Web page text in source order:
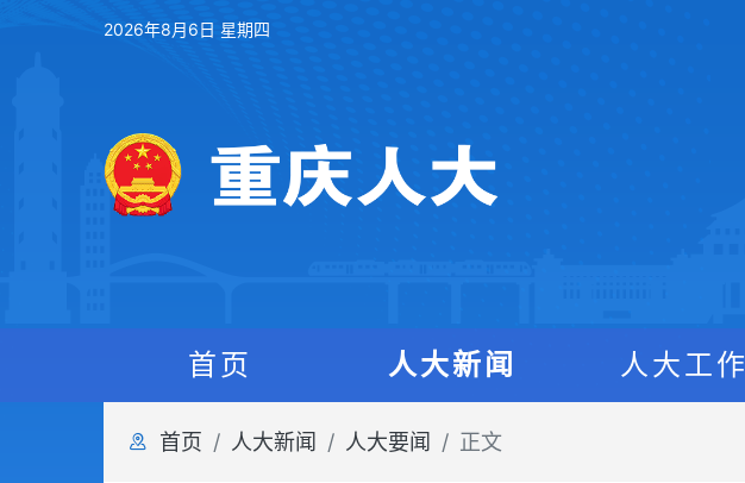
2026年8月6日 星期四
首页 人大新闻 人大工作
首页 人大新闻 人大要闻 正文